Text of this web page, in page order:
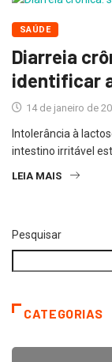
SAÚDE
Diarreia
identificar
14 de janeiro de
Intolerância à
intestino irritável
LEIA MAIS
Pesquisar
CATEGORIAS